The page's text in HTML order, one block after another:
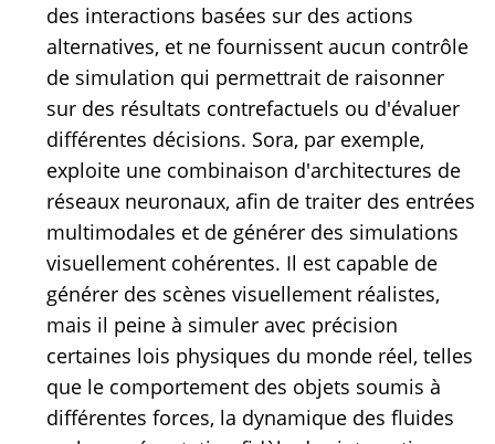
des interactions basées sur des actions
alternatives, et ne fournissent aucun contrôle
de simulation qui permettrait de raisonner
sur des résultats contrefactuels ou d'évaluer
différentes décisions. Sora, par exemple,
exploite une combinaison d'architectures de
réseaux neuronaux, afin de traiter des entrées
multimodales et de générer des simulations
visuellement cohérentes. Il est capable de
générer des scènes visuellement réalistes,
mais il peine à simuler avec précision
certaines lois physiques du monde réel, telles
que le comportement des objets soumis à
différentes forces, la dynamique des fluides